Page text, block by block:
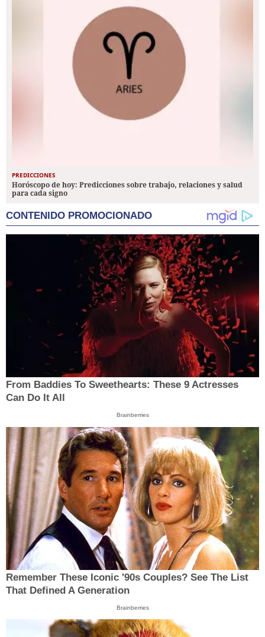
PREDICCIONES
Horóscopo de hoy: Predicciones sobre trabajo, relaciones y salud
para cada signo
CONTENIDO PROMOCIONADO
From Baddies To Sweethearts: These 9 Actresses
Can Do It All
Brainberries
Remember These Iconic '90s Couples? See The List
That Defined A Generation
Brainberries